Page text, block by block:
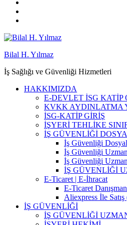
Bilal H. Yılmaz
İş Sağlığı ve Güvenliği Hizmetleri
HAKKIMIZDA
E-DEVLET İSG KATİP
KVKK AYDINLATMA
İSG-KATİP GİRİŞ
İŞYERİ TEHLİKE
İŞ GÜVENLİĞİ
İş Güvenliği
İş Güvenliği
İş Güvenliği
İŞ GÜVENLİĞİ
E-Ticaret | E-İhracat
E-Ticaret
Aliexpress İle
İŞ GÜVENLİĞİ
İŞ GÜVENLİĞİ